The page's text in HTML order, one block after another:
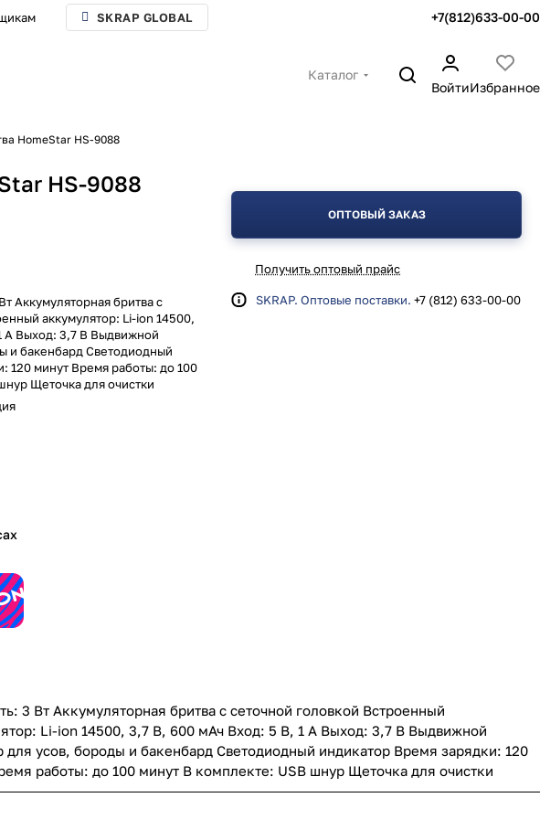
SKRAP GLOBAL +7(812)633-00-00
Каталог
ВойтиИзбранное
HomeStar HS-9088
HS-9088
Аккумуляторная бритва с
аккумулятор: Li-ion 14500,
A Выход: 3,7 В Выдвижной
и бакенбард Светодиодный
120 минут Время работы: до 100
Щеточка для очистки
ОПТОВЫЙ ЗАКАЗ
Получить оптовый прайс
SKRAP. Оптовые поставки. +7 (812) 633-00-00
3 Вт Аккумуляторная бритва с сеточной головкой Встроенный
Li-ion 14500, 3,7 В, 600 мАч Вход: 5 В, 1 A Выход: 3,7 В Выдвижной
для усов, бороды и бакенбард Светодиодный индикатор Время зарядки: 120
работы: до 100 минут В комплекте: USB шнур Щеточка для очистки